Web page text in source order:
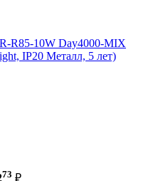
R85-10W Day4000-MIX
IP20 Металл, 5 лет)
73 ₽